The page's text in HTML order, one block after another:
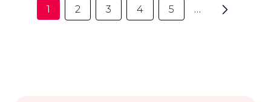
1 2 3 4 5 …